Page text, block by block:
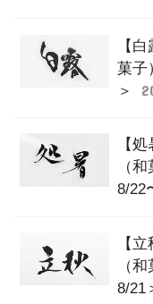
【
菓子
＞
【
（
8/22
【
（
8/21